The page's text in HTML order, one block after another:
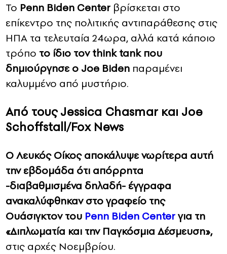
Το Penn Biden Center βρίσκεται στο
επίκεντρο της πολιτικής αντιπαράθεσης στις
ΗΠΑ τα τελευταία 24ωρα, αλλά κατά κάποιο
τρόπο το ίδιο τον think tank που
δημιούργησε ο Joe Biden παραμένει
καλυμμένο από μυστήριο.
Από τους Jessica Chasmar και Joe
Schoffstall/Fox News
Ο Λευκός Οίκος αποκάλυψε νωρίτερα αυτή
την εβδομάδα ότι απόρρητα
-διαβαθμισμένα δηλαδή- έγγραφα
ανακαλύφθηκαν στο γραφείο της
Ουάσιγκτον του Penn Biden Centerγια τη
«Διπλωματία και την Παγκόσμια Δέσμευση»,
στις αρχές Νοεμβρίου.